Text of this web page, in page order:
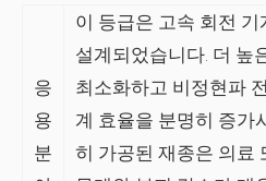
응
용
분
이 등급은 고속 회전
설계되었습니다. 더 높
최소화하고 비정현파
계 효율을 분명히 증가
히 가공된 재종은 의료